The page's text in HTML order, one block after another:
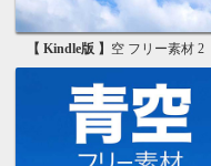
【 Kindle版 】 空 フリー素材 2 無料で使える画像素材集